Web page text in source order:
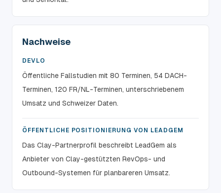
Nachweise
DEVLO
Öffentliche Fallstudien mit 80 Terminen, 54 DACH-
Terminen, 120 FR/NL-Terminen, unterschriebenem
Umsatz und Schweizer Daten.
ÖFFENTLICHE POSITIONIERUNG VON LEADGEM
Das Clay-Partnerprofil beschreibt LeadGem als
Anbieter von Clay-gestützten RevOps- und
Outbound-Systemen für planbareren Umsatz.